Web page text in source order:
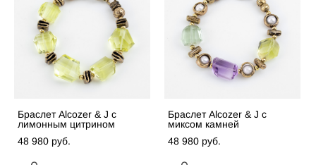
Браслет Alcozer & J с
лимонным цитрином
48 980 pуб.
Браслет Alcozer & J с
миксом камней
48 980 pуб.